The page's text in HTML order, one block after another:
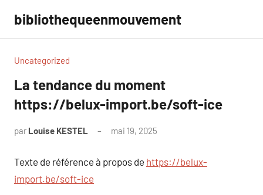
contenu
bibliothequeenmouvement
Uncategorized
La tendance du moment
https://belux-import.be/soft-ice
par Louise KESTEL mai 19, 2025
Texte de référence à propos de https://belux-
import.be/soft-ice